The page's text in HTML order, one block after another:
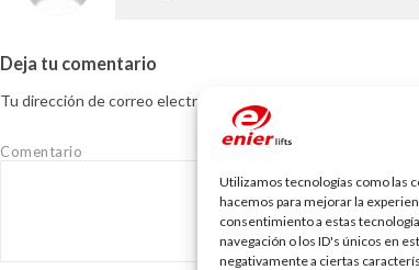
Utilizamos tecnologías como las
hacemos para mejorar la
consentimiento a estas
navegación o los ID's únicos en
negativamente a ciertas
Deja tu comentario
Tu dirección de correo electrónico no será publicada.
Comentario